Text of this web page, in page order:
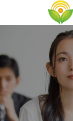
容
ス
キ
ッ
プ